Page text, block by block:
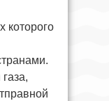
которого